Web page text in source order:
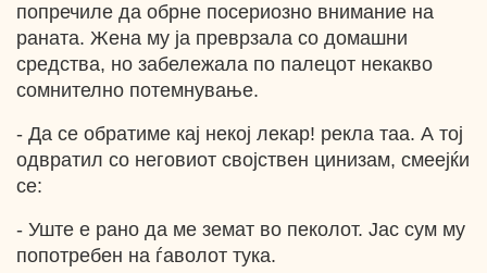
попречиле да обрне посериозно внимание на
раната. Жена му ја преврзала со домашни
средства, но забележала по палецот некакво
сомнително потемнување.
- Да се обратиме кај некој лекар! рекла таа. А тој
одвратил со неговиот својствен цинизам, смеејќи
се:
- Уште е рано да ме земат во пеколот. Јас сум му
попотребен на ѓаволот тука.